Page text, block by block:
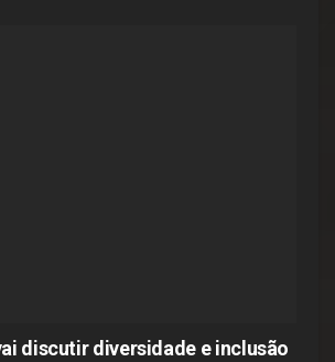
discutir diversidade e inclusão